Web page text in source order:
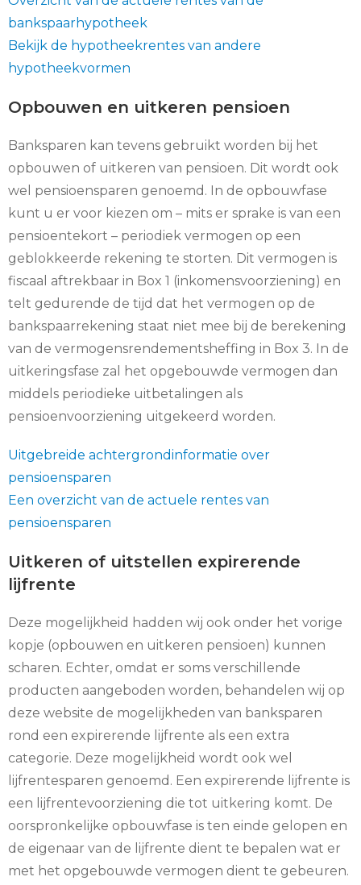
bankspaarhypotheek
Bekijk de hypotheekrentes van andere
hypotheekvormen
Opbouwen en uitkeren pensioen
Banksparen kan tevens gebruikt worden bij het
opbouwen of uitkeren van pensioen. Dit wordt ook
wel pensioensparen genoemd. In de opbouwfase
kunt u er voor kiezen om – mits er sprake is van een
pensioentekort – periodiek vermogen op een
geblokkeerde rekening te storten. Dit vermogen is
fiscaal aftrekbaar in Box 1 (inkomensvoorziening) en
telt gedurende de tijd dat het vermogen op de
bankspaarrekening staat niet mee bij de berekening
van de vermogensrendementsheffing in Box 3. In de
uitkeringsfase zal het opgebouwde vermogen dan
middels periodieke uitbetalingen als
pensioenvoorziening uitgekeerd worden.
Uitgebreide achtergrondinformatie over
pensioensparen
Een overzicht van de actuele rentes van
pensioensparen
Uitkeren of uitstellen expirerende
lijfrente
Deze mogelijkheid hadden wij ook onder het vorige
kopje (opbouwen en uitkeren pensioen) kunnen
scharen. Echter, omdat er soms verschillende
producten aangeboden worden, behandelen wij op
deze website de mogelijkheden van banksparen
rond een expirerende lijfrente als een extra
categorie. Deze mogelijkheid wordt ook wel
lijfrentesparen genoemd. Een expirerende lijfrente is
een lijfrentevoorziening die tot uitkering komt. De
oorspronkelijke opbouwfase is ten einde gelopen en
de eigenaar van de lijfrente dient te bepalen wat er
met het opgebouwde vermogen dient te gebeuren.